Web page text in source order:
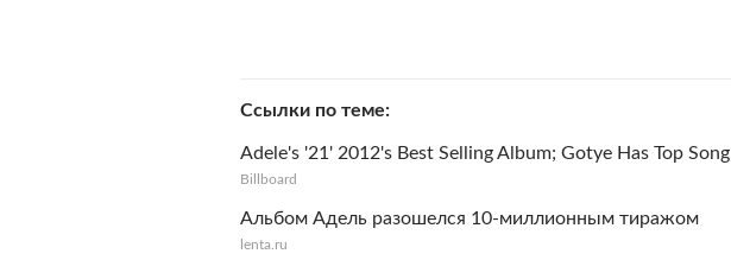
Ссылки по теме
Adele's '21' 2012's Best Selling Album; Gotye Has Top Song
Billboard
Альбом Адель разошелся 10-миллионным тиражом
lenta.ru